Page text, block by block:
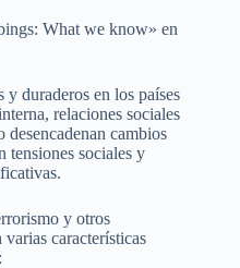
What we know» en
duraderos en los países
relaciones sociales
desencadenan cambios
tensiones sociales y
y otros
características